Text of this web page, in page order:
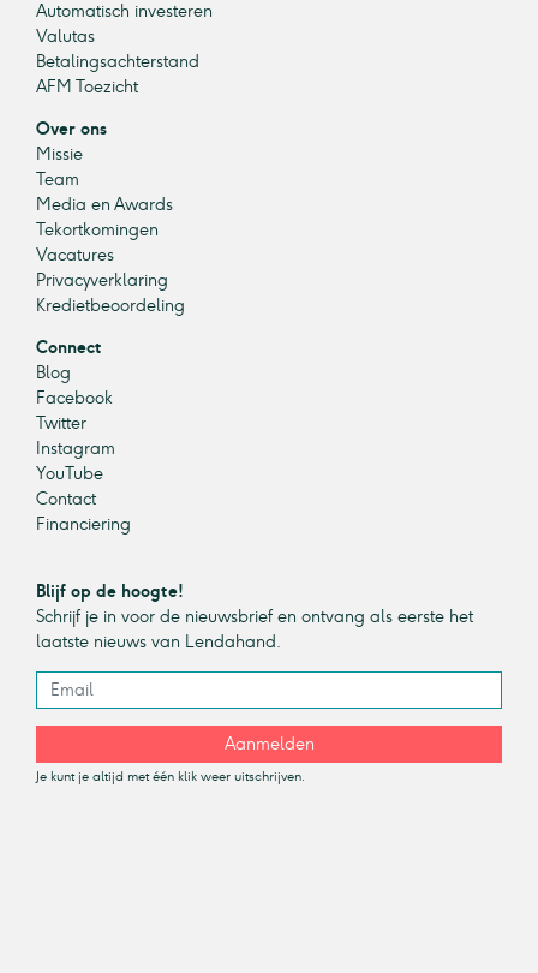
Automatisch investeren
Valutas
Betalingsachterstand
AFM Toezicht
Over ons
Missie
Team
Media en Awards
Tekortkomingen
Vacatures
Privacyverklaring
Kredietbeoordeling
Connect
Blog
Facebook
Twitter
Instagram
YouTube
Contact
Financiering
Blijf op de hoogte!
Schrijf je in voor de nieuwsbrief en ontvang als eerste het
laatste nieuws van Lendahand.
Aanmelden
Je kunt je altijd met één klik weer uitschrijven.